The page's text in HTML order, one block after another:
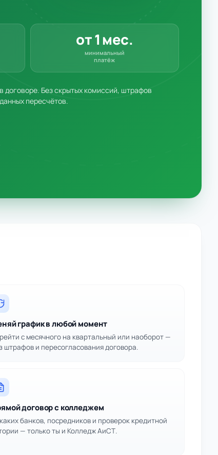
от 1 мес.
минимальный
платёж
договоре. Без скрытых комиссий, штрафов
пересчётов.
график в любой момент
с месячного на квартальный или наоборот —
штрафов и пересогласования договора.
договор с колледжем
банков, посредников и проверок кредитной
— только ты и Колледж АиСТ.